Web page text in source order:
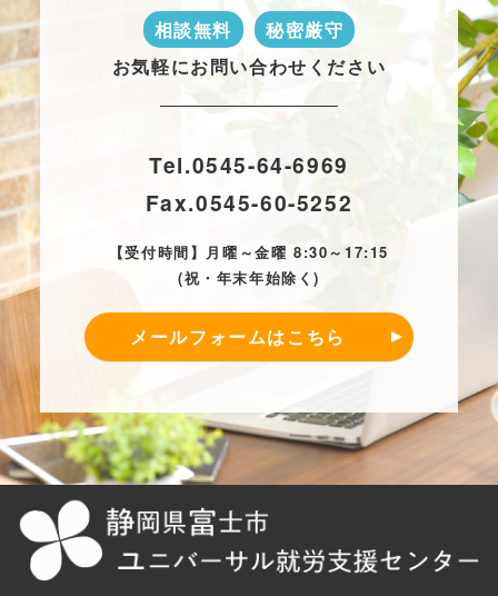
相談無料
秘密厳守
お気軽にお問い合わせください
Tel.0545-64-6969
Fax.0545-60-5252
【受付時間】月曜～金曜 8:30～17:15
(祝・年末年始除く)
メールフォームはこちら